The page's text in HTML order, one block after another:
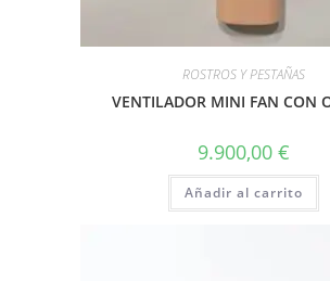
ROSTROS Y PESTAÑAS
VENTILADOR MINI FAN CON
9.900,00 €
Añadir al carrito